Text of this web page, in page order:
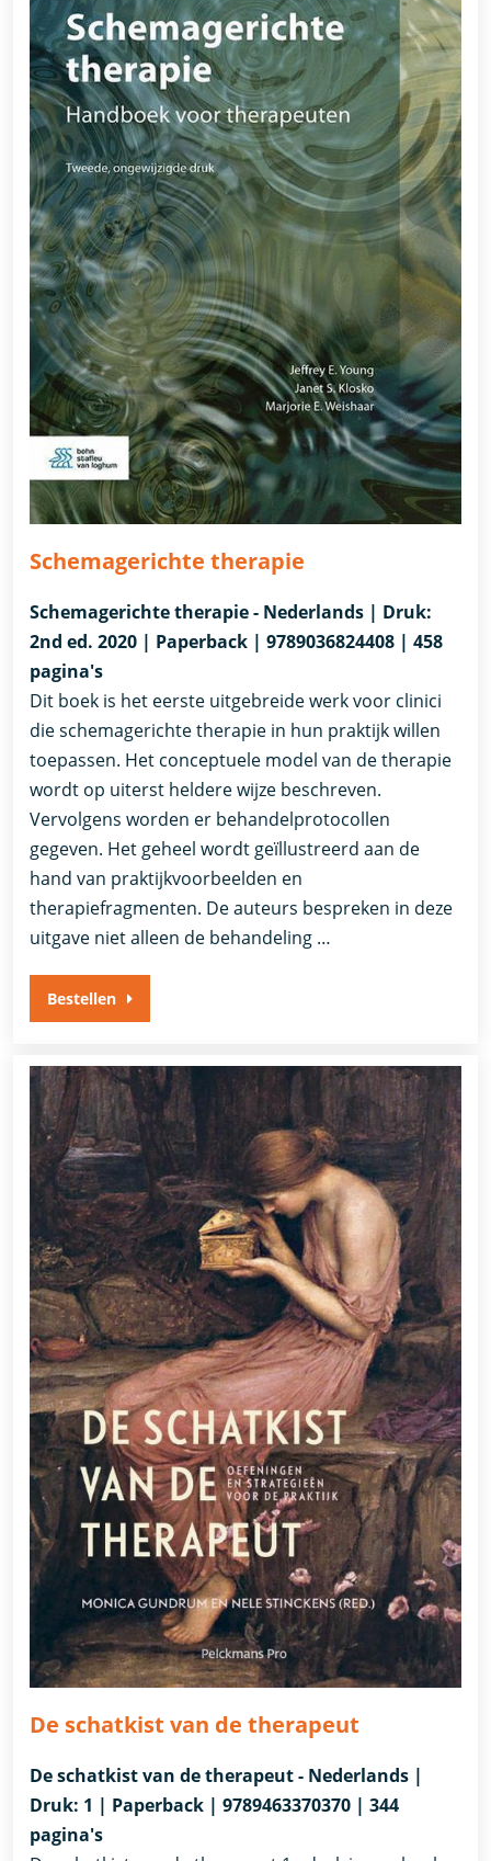
Schemagerichte therapie
Schemagerichte therapie - Nederlands | Druk:
2nd ed. 2020 | Paperback | 9789036824408 | 458
pagina's
Dit boek is het eerste uitgebreide werk voor clinici
die schemagerichte therapie in hun praktijk willen
toepassen. Het conceptuele model van de therapie
wordt op uiterst heldere wijze beschreven.
Vervolgens worden er behandelprotocollen
gegeven. Het geheel wordt geïllustreerd aan de
hand van praktijkvoorbeelden en
therapiefragmenten. De auteurs bespreken in deze
uitgave niet alleen de behandeling …
Bestellen
De schatkist van de therapeut
De schatkist van de therapeut - Nederlands |
Druk: 1 | Paperback | 9789463370370 | 344
pagina's